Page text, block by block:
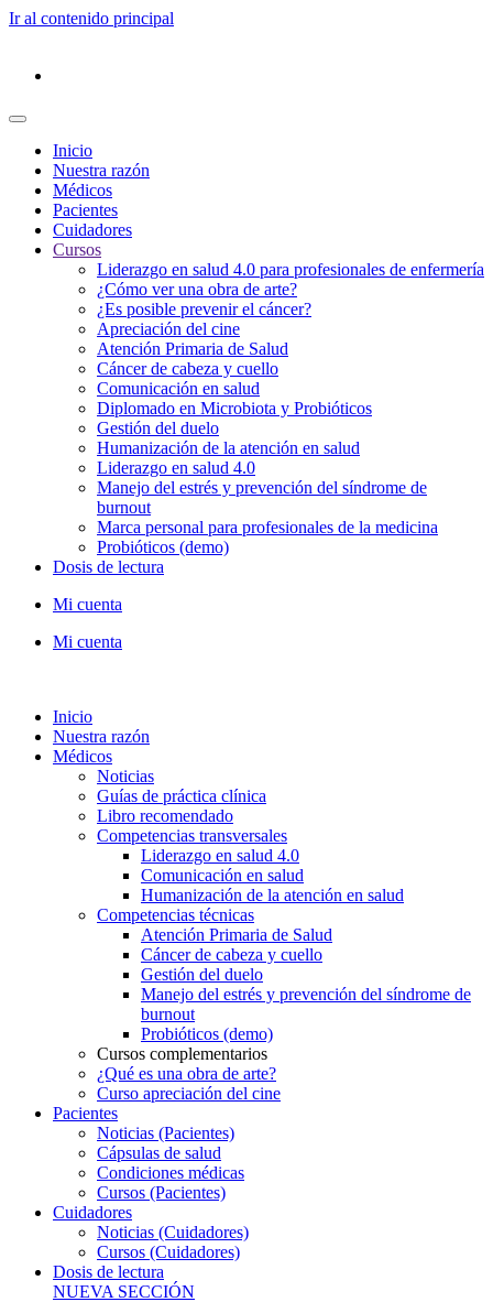
Ir al contenido principal
Inicio
Nuestra razón
Médicos
Pacientes
Cuidadores
Cursos
Liderazgo en salud 4.0 para profesionales de enfermería
¿Cómo ver una obra de arte?
¿Es posible prevenir el cáncer?
Apreciación del cine
Atención Primaria de Salud
Cáncer de cabeza y cuello
Comunicación en salud
Diplomado en Microbiota y Probióticos
Gestión del duelo
Humanización de la atención en salud
Liderazgo en salud 4.0
Manejo del estrés y prevención del síndrome de
burnout
Marca personal para profesionales de la medicina
Probióticos (demo)
Dosis de lectura
Mi cuenta
Mi cuenta
Inicio
Nuestra razón
Médicos
Noticias
Guías de práctica clínica
Libro recomendado
Competencias transversales
Liderazgo en salud 4.0
Comunicación en salud
Humanización de la atención en salud
Competencias técnicas
Atención Primaria de Salud
Cáncer de cabeza y cuello
Gestión del duelo
Manejo del estrés y prevención del síndrome de
burnout
Probióticos (demo)
Cursos complementarios
¿Qué es una obra de arte?
Curso apreciación del cine
Pacientes
Noticias (Pacientes)
Cápsulas de salud
Condiciones médicas
Cursos (Pacientes)
Cuidadores
Noticias (Cuidadores)
Cursos (Cuidadores)
Dosis de lectura
NUEVA SECCIÓN